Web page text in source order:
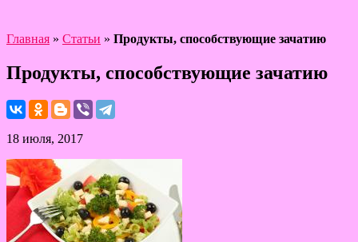
Главная » Статьи » Продукты, способствующие зачатию
Продукты, способствующие зачатию
18 июля, 2017